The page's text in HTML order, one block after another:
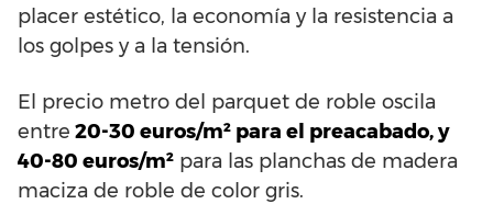
placer estético, la economía y la resistencia a
los golpes y a la tensión.
El precio metro del parquet de roble oscila
entre 20-30 euros/m² para el preacabado, y
40-80 euros/m² para las planchas de madera
maciza de roble de color gris.